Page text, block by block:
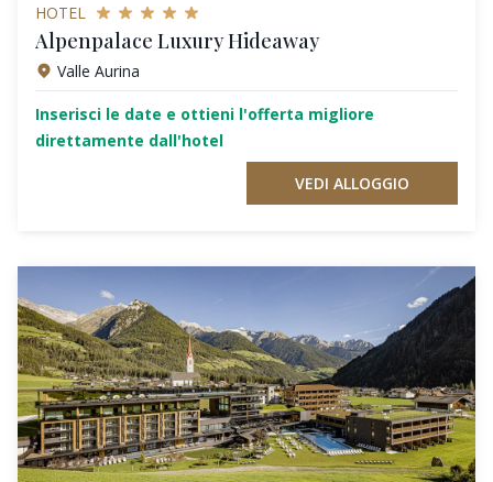
HOTEL
Alpenpalace Luxury Hideaway
Valle Aurina
Inserisci le date e ottieni l'offerta migliore
direttamente dall'hotel
VEDI ALLOGGIO